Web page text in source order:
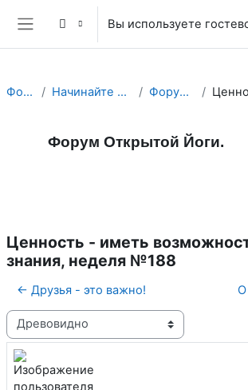
Перейти к основному содержанию
Боковая панель
Вы используете
Форум Йоги. Начинайте Свой День с Йога Форума! Форум Открытой Йоги.
Форум Открытой Йоги.
Ценность - иметь
знания, неделя №188
← Друзья - это важно! О
Режим отображения